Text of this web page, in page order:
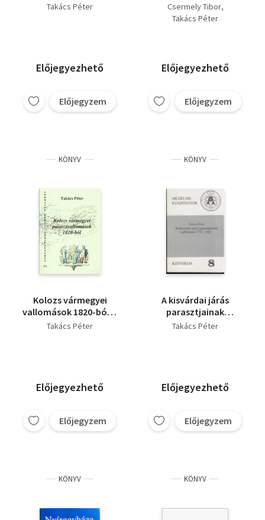
(dedikált)
Takács Péter
Előjegyezhető
Előjegyzem
Szabolcs és Szatmár
megye településeiből
Csermely Tibor
Takács Péter
Előjegyezhető
Előjegyzem
KÖNYV
Kolozs vármegyei
vallomások 1820-ból I-
II. (Források Erdély
Takács Péter
Előjegyezhető
Előjegyzem
KÖNYV
A kisvárdai járás
parasztjainak
vallomásai 1772-ből
Takács Péter
Előjegyezhető
Előjegyzem
KÖNYV KÖNYV